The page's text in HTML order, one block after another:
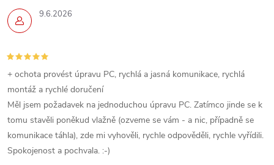
9.6.2026
+ ochota provést úpravu PC, rychlá a jasná komunikace, rychlá
montáž a rychlé doručení
Měl jsem požadavek na jednoduchou úpravu PC. Zatímco jinde se k
tomu stavěli poněkud vlažně (ozveme se vám - a nic, případně se
komunikace táhla), zde mi vyhověli, rychle odpověděli, rychle vyřídili.
Spokojenost a pochvala. :-)